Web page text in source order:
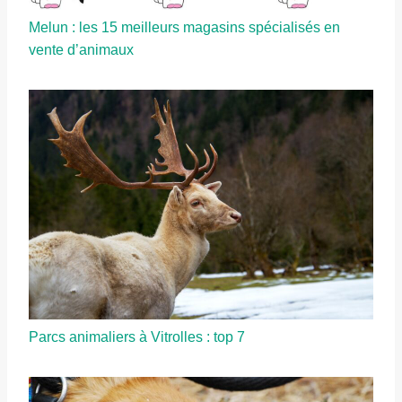
Melun : les 15 meilleurs magasins spécialisés en
vente d’animaux
Parcs animaliers à Vitrolles : top 7